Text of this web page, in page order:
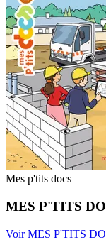
Mes p'tits docs
MES P'TITS
Voir MES P'TITS